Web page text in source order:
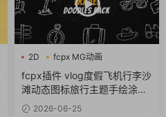
2D
fcpx MG动画
fcpx卡通
fcpx插件 vlog度假飞机行李沙
滩动态图标旅行主题手绘涂鸦
包 2026-06-25